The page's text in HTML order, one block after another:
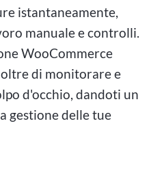
istantaneamente,
manuale e controlli.
WooCommerce
di monitorare e
d'occhio, dandoti un
gestione delle tue